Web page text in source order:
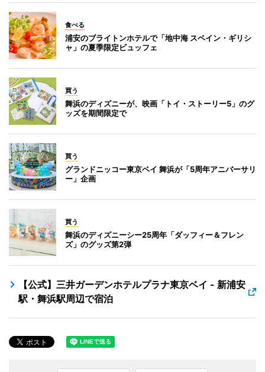
食べる
浦安のブライトンホテルで「地中海 スペイン・ギリシ
ャ」の夏季限定ビュッフェ
買う
舞浜のディズニーが、映画「トイ・ストーリー5」のグ
ッズを期間限定で
買う
グランドニッコー東京ベイ 舞浜が「5周年アニバーサリ
ー」企画
買う
舞浜のディズニーシー25周年「ダッフィー＆フレン
ズ」のグッズ第2弾
【公式】三井ガーデンホテルプラナ東京ベイ - 新浦安
駅・舞浜駅周辺で宿泊